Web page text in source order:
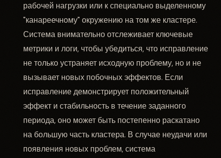
рабочей нагрузки или к специально выделенному
"канареечному" окружению на том же кластере.
Система внимательно отслеживает ключевые
метрики и логи, чтобы убедиться, что исправление
не только устраняет исходную проблему, но и не
вызывает новых побочных эффектов. Если
исправление демонстрирует положительный
эффект и стабильность в течение заданного
периода, оно может быть постепенно раскатано
на большую часть кластера. В случае неудачи или
появления новых проблем, система